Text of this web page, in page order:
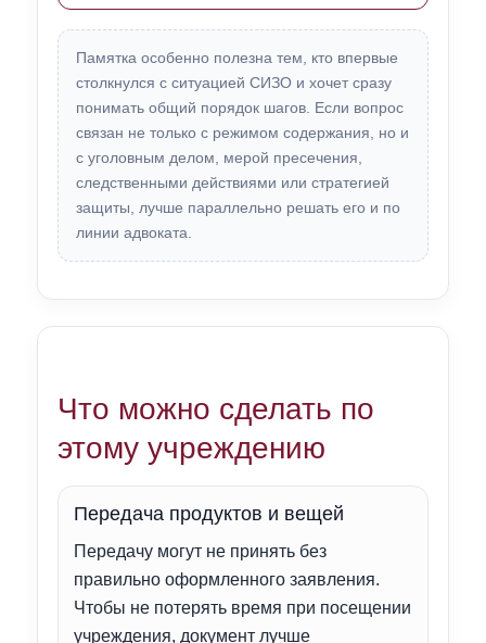
Памятка особенно полезна тем, кто впервые
столкнулся с ситуацией СИЗО и хочет сразу
понимать общий порядок шагов. Если вопрос
связан не только с режимом содержания, но и
с уголовным делом, мерой пресечения,
следственными действиями или стратегией
защиты, лучше параллельно решать его и по
линии адвоката.
Что можно сделать по
этому учреждению
Передача продуктов и вещей
Передачу могут не принять без
правильно оформленного заявления.
Чтобы не потерять время при посещении
учреждения, документ лучше